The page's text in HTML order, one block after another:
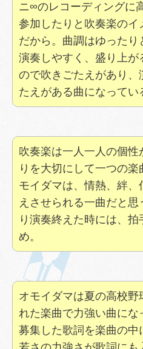
ニ∞のレコーディングに
参加したりと吹奏楽のイ
だから。曲調はゆった
演奏しやすく、盛り上が
ので吹きごたえがあり
たえがある曲になってい
吹奏楽は一人一人の個
りを大切にして一つの
モイダマは、情熱、絆
えさせられる一曲だと思
り演奏終えた時には、
め。
オモイダマは夏の高校野
れた楽曲で力強い曲にな
募集した歌詞を楽曲の中